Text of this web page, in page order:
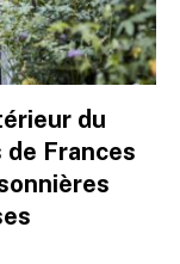
du
Frances